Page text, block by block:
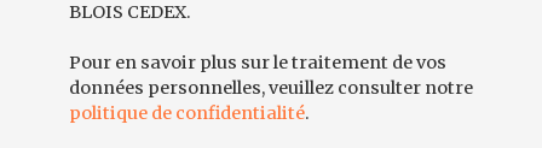
BLOIS CEDEX.
Pour en savoir plus sur le traitement de vos
données personnelles, veuillez consulter notre
politique de confidentialité.